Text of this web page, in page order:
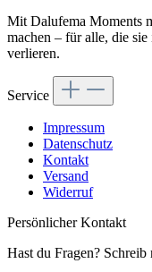
Mit Dalufema Moments
machen – für alle, die
verlieren.
Service
Impressum
Datenschutz
Kontakt
Versand
Widerruf
Persönlicher Kontakt
Hast du Fragen? Schreib